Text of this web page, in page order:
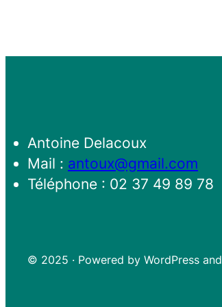
Antoine Delacoux
Mail : antoux@gmail.com
Téléphone : 02 37 49 89 78
© 2025 · Powered by WordPress and